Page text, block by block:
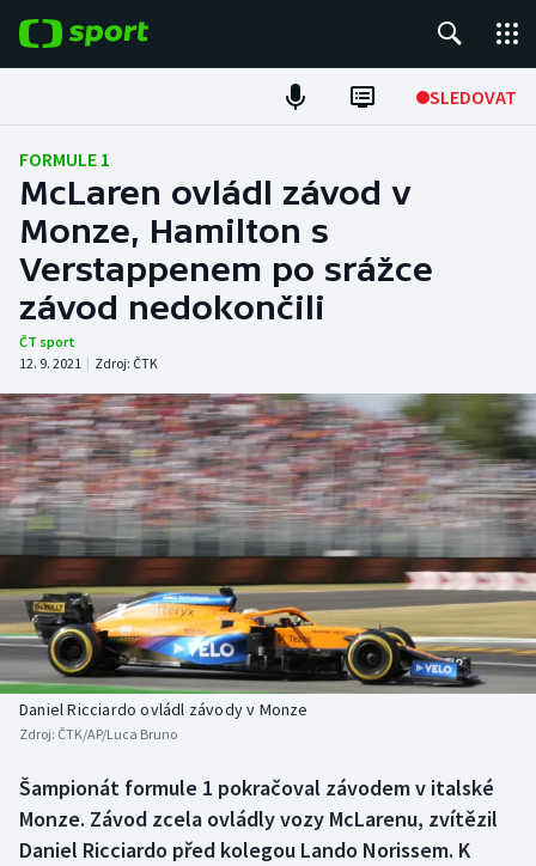
SLEDOVAT
Fotbal
Hokej
Tenis
Atletika
DALŠÍ SPORTY
Americký fotbal
Baseball a softbal
Basketbal
Biatlon
Boby a skeleton
Box
Curling
NEPŘEHLÉDNĚTE
Soutěže
Historické návraty
Aplikace ČT sport
AZ kvíz
FORMULE 1
McLaren ovládl závod v
Monze, Hamilton s
Verstappenem po srážce
závod nedokončili
ČT sport
12. 9. 2021 | Zdroj: ČTK
Daniel Ricciardo ovládl závody v Monze
Zdroj: ČTK/AP/Luca Bruno
Šampionát formule 1 pokračoval závodem v italské
Monze. Závod zcela ovládly vozy McLarenu, zvítězil
Daniel Ricciardo před kolegou Lando Norissem. K